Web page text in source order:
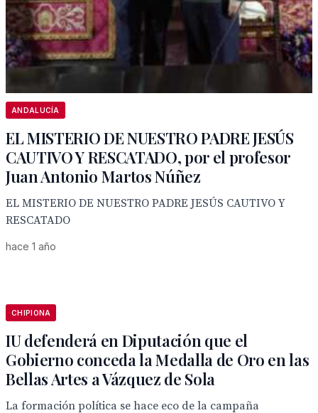
ANDALUCÍA
EL MISTERIO DE NUESTRO PADRE JESÚS
CAUTIVO Y RESCATADO, por el profesor
Juan Antonio Martos Núñez
EL MISTERIO DE NUESTRO PADRE JESÚS CAUTIVO Y
RESCATADO
hace 1 año
CHIPIONA
IU defenderá en Diputación que el
Gobierno conceda la Medalla de Oro en las
Bellas Artes a Vázquez de Sola
La formación política se hace eco de la campaña